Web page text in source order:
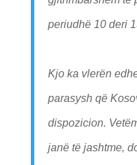
periudhë 10 deri
Kjo ka vlerën
parasysh që
dispozicion.
janë të jashtme,